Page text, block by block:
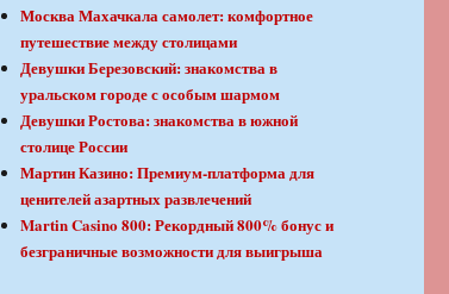
Москва Махачкала самолет: комфортное
путешествие между столицами
Девушки Березовский: знакомства в
уральском городе с особым шармом
Девушки Ростова: знакомства в южной
столице России
Мартин Казино: Премиум-платформа для
ценителей азартных развлечений
Martin Casino 800: Рекордный 800% бонус и
безграничные возможности для выигрыша